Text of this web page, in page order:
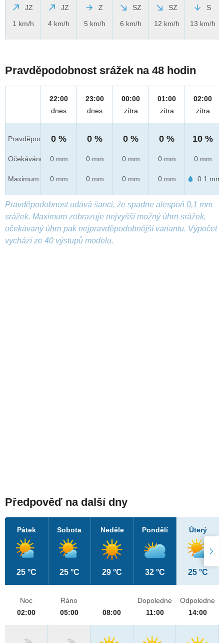
JZ
1 km/h
JZ
4 km/h
Z
5 km/h
SZ
6 km/h
SZ
12 km/h
S
13 km/h
Pravděpodobnost srážek na 48 hodin
Pravděpod.
Očekáváno
Maximum
22:00
dnes
0 %
0 mm
0 mm
23:00
dnes
0 %
0 mm
0 mm
00:00
zítra
0 %
0 mm
0 mm
01:00
zítra
0 %
0 mm
0 mm
02:00
zítra
10 %
0 mm
0.1 mm
Pravděpodobnost udává šanci, že spadne alespoň 0,1 mm
srážek. Maximum zobrazuje nejvyšší možný úhrn srážek,
očekávaný úhrn pak nejpravděpodobnější variantu. Výpočet
vychází ze 40 výstupů modelu.
Předpověď na další dny
Pátek
25 °C
Sobota
25 °C
Neděle
29 °C
Pondělí
32 °C
Úterý
25 °C
Noc
02:00
Ráno
05:00
08:00
Dopoledne
11:00
Odpoledne
14:00